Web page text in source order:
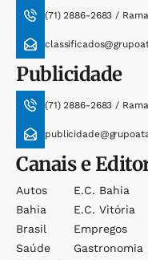
(71) 2886-2683 /
Publicidade
(71) 2886-2683 /
Canais e
Autos
Bahia
Brasil
Saúde
E.c. Bahia
E.c. Vitória
Empregos
Gastronomia